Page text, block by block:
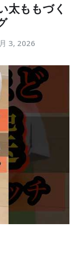
太ももづく
3, 2026